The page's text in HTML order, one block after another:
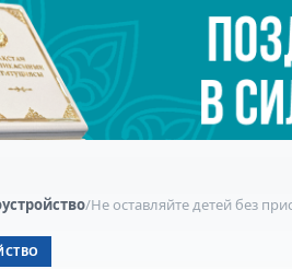
/Не оставляйте детей без